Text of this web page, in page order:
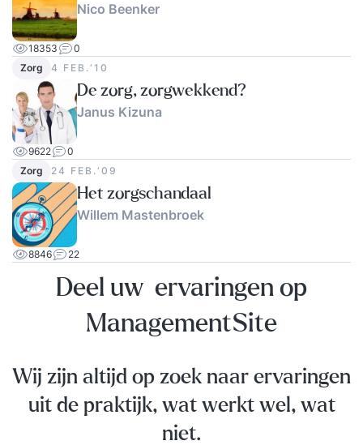
Nico Beenker
18353
0
Zorg
4 FEB.‘10
De zorg, zorgwekkend?
Janus Kizuna
9622
0
Zorg
24 FEB.‘09
Het zorgschandaal
Willem Mastenbroek
8846 22
Deel uw ervaringen op
ManagementSite
Wij zijn altijd op zoek naar ervaringen
uit de praktijk, wat werkt wel, wat
niet.